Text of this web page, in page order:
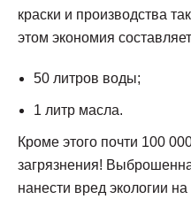
краски и производства
этом экономия
50 литров воды;
1 литр масла.
Кроме этого почти 100
загрязнения!
нанести вред экологии